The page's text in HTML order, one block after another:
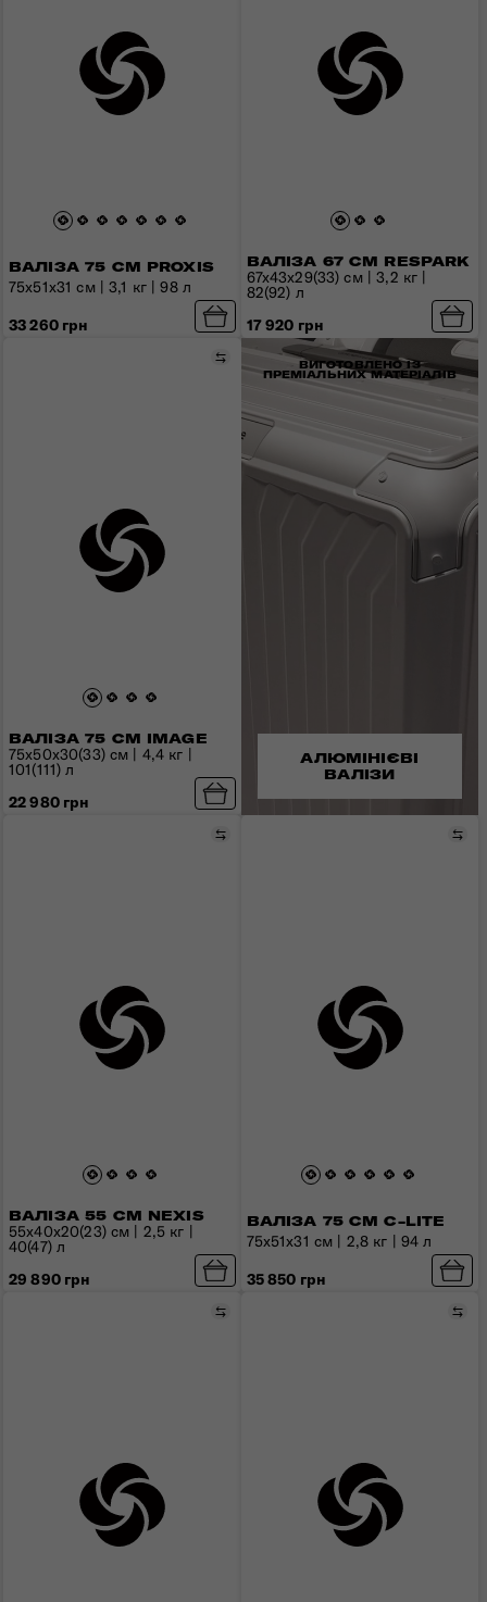
ВАЛІЗА 75 СМ PROXIS
75x51x31 см | 3,1 кг | 98 л
33 260 грн
ВАЛІЗА 67 СМ RESPARK
67x43x29(33) см | 3,2 кг |
82(92) л
17 920 грн
ВАЛІЗА 75 СМ IMAGE
Порівняти
75x50x30(33) см | 4,4 кг |
101(111) л
22 980 грн
ВАЛІЗА 55 СМ NEXIS
Порівняти
55x40x20(23) см | 2,5 кг |
40(47) л
29 890 грн
ВАЛІЗА 75 СМ C-LITE
75x51x31 см | 2,8 кг | 94 л
35 850 грн
Порівняти
ВИГОТОВЛЕНО ІЗ
ПРЕМІАЛЬНИХ МАТЕРІАЛІВ
АЛЮМІНІЄВІ
ВАЛІЗИ